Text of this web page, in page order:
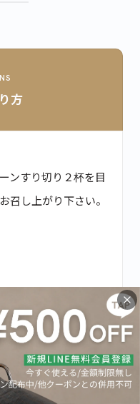
方
ンすり切り２杯を目
召し上がり下さい。
杯